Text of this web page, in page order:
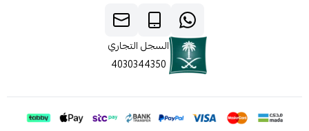
السجل التجاري
4030344350